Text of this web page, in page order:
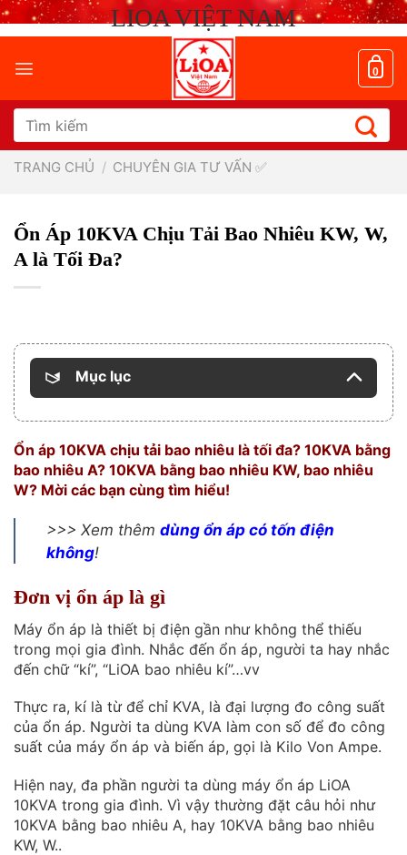
Chuyển
đến
dung
LIOA VIỆT NAM
0
Tìm
kiếm:
TRANG CHỦ / CHUYÊN GIA TƯ VẤN ✅
Ổn Áp 10KVA Chịu Tải Bao Nhiêu KW, W,
A là Tối Đa?
Mục lục
Ổn áp 10KVA chịu tải bao nhiêu là tối đa? 10KVA bằng
bao nhiêu A? 10KVA bằng bao nhiêu KW, bao nhiêu
W? Mời các bạn cùng tìm hiểu!
>>> Xem thêm dùng ổn áp có tốn điện
không!
Đơn vị ổn áp là gì
Máy ổn áp là thiết bị điện gần như không thể thiếu
trong mọi gia đình. Nhắc đến ổn áp, người ta hay nhắc
đến chữ “kí”, “LiOA bao nhiêu kí”…vv
Thực ra, kí là từ để chỉ KVA, là đại lượng đo công suất
của ổn áp. Người ta dùng KVA làm con số để đo công
suất của máy ổn áp và biến áp, gọi là Kilo Von Ampe.
Hiện nay, đa phần người ta dùng máy ổn áp LiOA
10KVA trong gia đình. Vì vậy thường đặt câu hỏi như
10KVA bằng bao nhiêu A, hay 10KVA bằng bao nhiêu
KW, W..